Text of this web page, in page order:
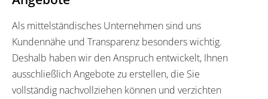
Als mittelständisches Unternehmen sind uns
Kundennähe und Transparenz besonders wichtig.
Deshalb haben wir den Anspruch entwickelt, Ihnen
ausschließlich Angebote zu erstellen, die Sie
vollständig nachvollziehen können und verzichten